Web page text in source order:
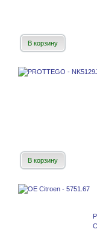
В корзину
В корзину